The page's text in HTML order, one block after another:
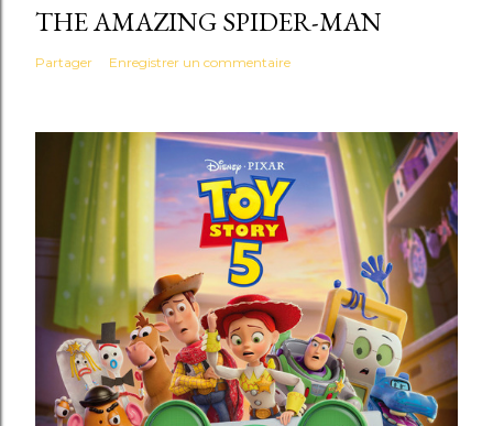
THE AMAZING SPIDER-MAN
Partager Enregistrer un commentaire